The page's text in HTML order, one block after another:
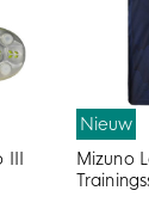
III
Nieuw
Mizuno